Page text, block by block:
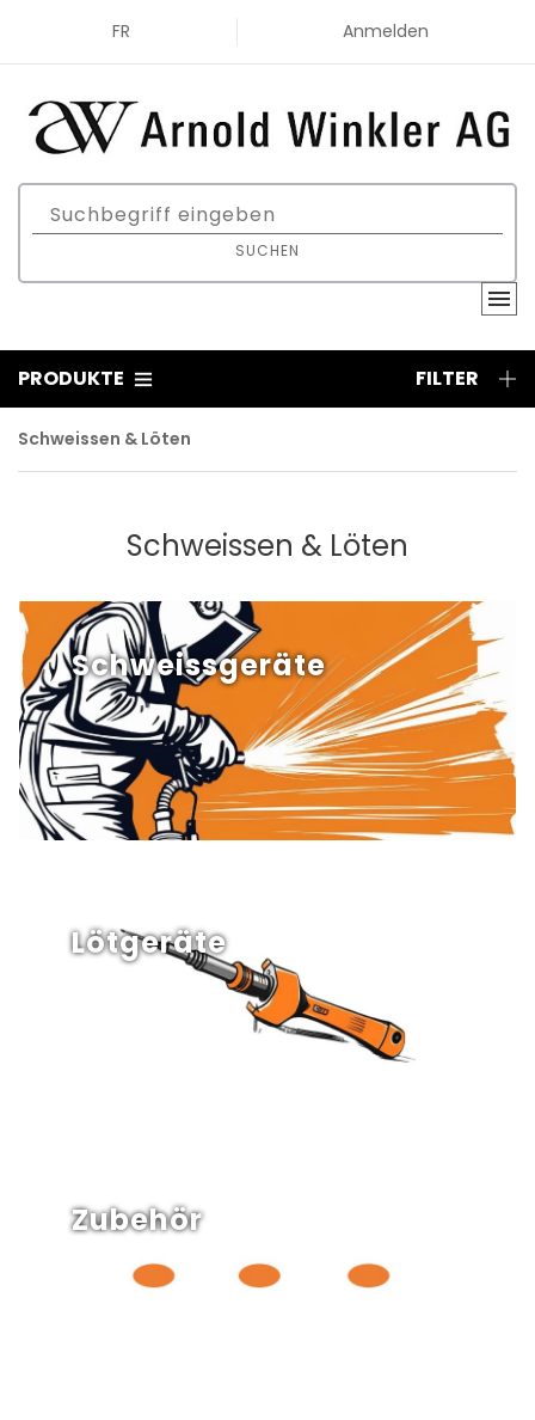
FR Anmelden
SUCHEN
PRODUKTE FILTER
Schweissen & Löten
Schweissen & Löten
Schweissgeräte
Lötgeräte
Zubehör